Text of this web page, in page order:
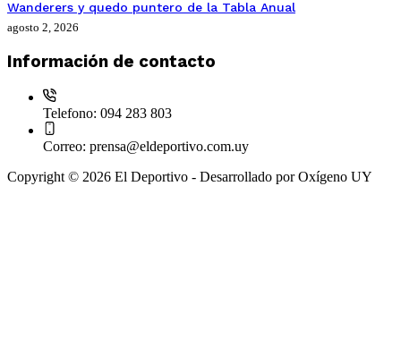
Wanderers y quedo puntero de la Tabla Anual
agosto 2, 2026
Información de contacto
Telefono: 094 283 803
Correo: prensa@eldeportivo.com.uy
Copyright © 2026 El Deportivo - Desarrollado por Oxígeno UY